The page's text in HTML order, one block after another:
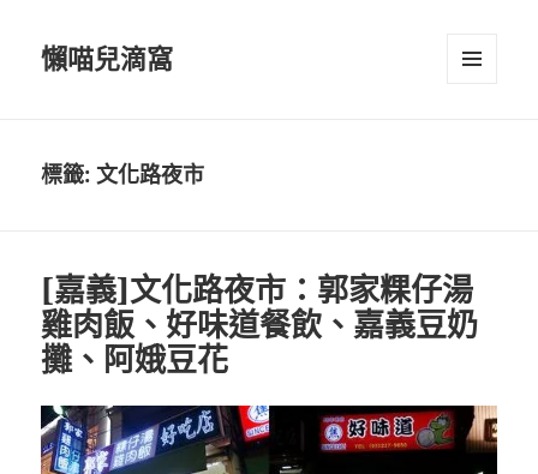
懶喵兒滴窩
標籤:文化路夜市
[嘉義]文化路夜市：郭家粿仔湯
雞肉飯、好味道餐飲、嘉義豆奶
攤、阿娥豆花